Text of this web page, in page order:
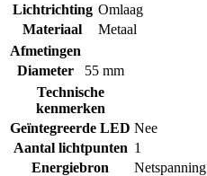
Lichtrichting Omlaag
Materiaal
Metaal
Afmetingen
Diameter
55 mm
Technische
kenmerken
Geïntegreerde LED Nee
Aantal lichtpunten 1
Energiebron
Netspanning